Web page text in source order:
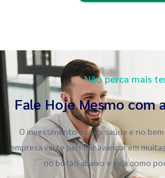
Não perca mais
Fale Hoje Mesmo com
O investimento na sua saúde e no
empresa vai te permitir avançar em
no botão abaixo e veja como